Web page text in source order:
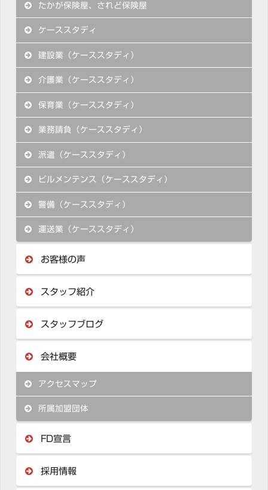
たかが保険屋、されど保険屋
ケーススタディ
建設業（ケーススタディ）
介護業（ケーススタディ）
保育業（ケーススタディ）
業務請負（ケーススタディ）
派遣（ケーススタディ）
ビルメンテンス（ケーススタディ）
警備（ケーススタディ）
運送業（ケーススタディ）
お客様の声
スタッフ紹介
スタッフブログ
会社概要
アクセスマップ
所属加盟団体
FD宣言
採用情報